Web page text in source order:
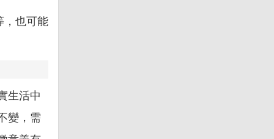
，也可能
生活中
變，需